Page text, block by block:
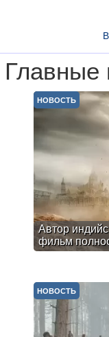
Главные
Автор
фильм
НОВОСТЬ
НОВОСТЬ